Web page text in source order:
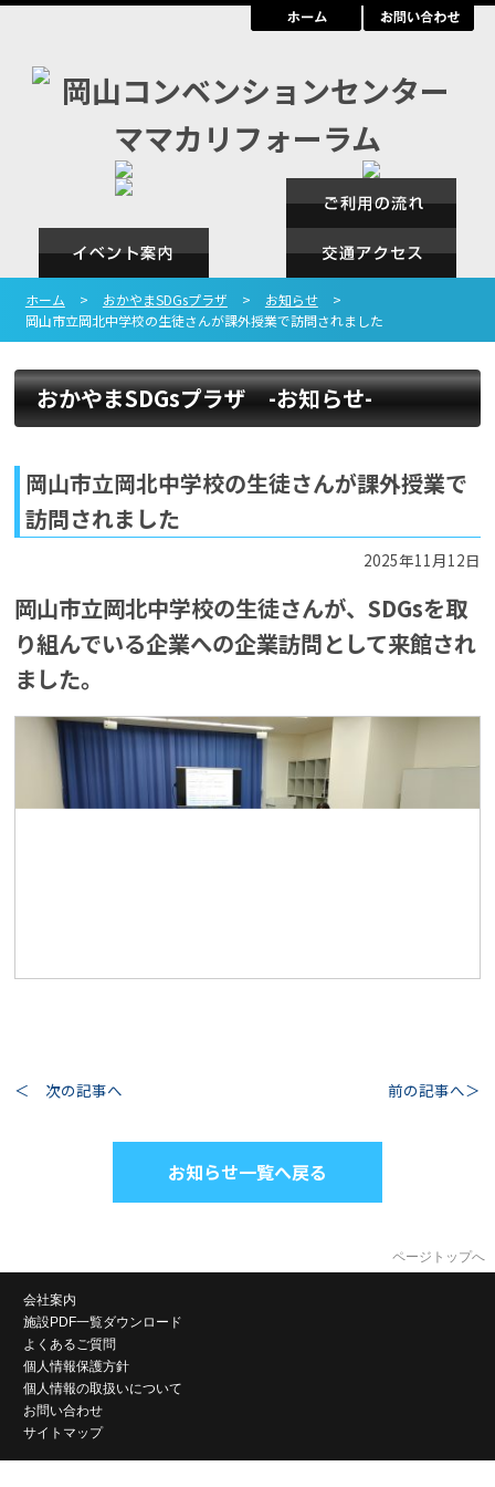
ホーム > おかやまSDGsプラザ > お知らせ
>
岡山市立岡北中学校の生徒さんが課外授業で訪問されました
おかやまSDGsプラザ -お知らせ-
岡山市立岡北中学校の生徒さんが課外授業で
訪問されました
2025年11月12日
岡山市立岡北中学校の生徒さんが、SDGsを取
り組んでいる企業への企業訪問として来館され
ました。
＜ 次の記事へ 前の記事へ＞
お知らせ一覧へ戻る
ページトップへ
会社案内
施設PDF一覧ダウンロード
よくあるご質問
個人情報保護方針
個人情報の取扱いについて
お問い合わせ
サイトマップ